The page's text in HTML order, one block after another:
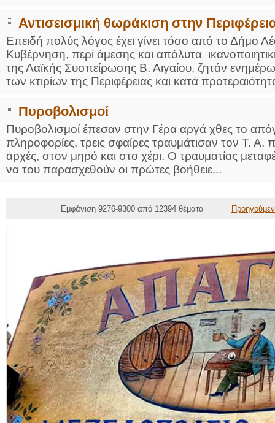
Αντισεισμική θωράκιση στην
Επειδή πολύς λόγος έχει γίνει τόσο από το Δήμο
Κυβέρνηση, περί άμεσης και απόλυτα
της Λαϊκής Συσπείρωσης Β. Αιγαίου, ζητάν
των κτιρίων της Περιφέρειας και κατά
Πυροβολισμοί
Πυροβολισμοί έπεσαν στην Γέρα αργά χθες το
πληροφορίες, τρεις σφαίρες τραυμάτισαν τον Τ. Α.
αρχές, στον μηρό και στο χέρι. Ο τραυματίας
να του παρασχεθούν οι πρώτες βοήθειε...
Εμφάνιση 9276-9300 από 12394 θέματα